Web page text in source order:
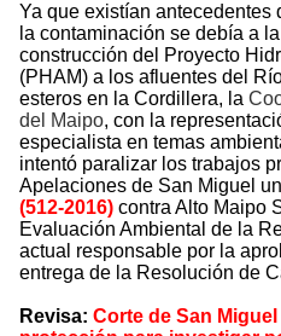
Ya que existían antecedentes
la contaminación se debía a
construcción del Proyecto
(PHAM) a los afluentes del
esteros en la Cordillera, la
del Maipo, con la
especialista en temas
intentó paralizar los trabajos
Apelaciones de San Miguel un
(512-2016) contra Alto Maipo
Evaluación Ambiental de la
actual responsable por la
entrega de la Resolución de
Revisa: Corte de San